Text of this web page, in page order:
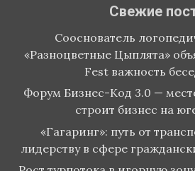
Свежие
Сооснователь
«Разноцветные Цыплята»
Fest важность
Форум Бизнес-Код 3.0 —
строит бизнес на
«Гагаринг»: путь от
лидерству в сфере